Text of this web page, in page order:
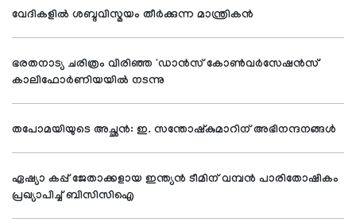
വേദികളില്‍ ശബ്ദവിസ്മയം തീര്‍ക്കുന്ന മാന്ത്രികന്‍
ഭരതനാട്യ ചരിത്രം വിരിഞ്ഞ 'ഡാന്‍സ് കോണ്‍വര്‍സേഷന്‍സ്'
കാലിഫോര്‍ണിയയില്‍ നടന്നു
തപോമയിയുടെ അച്ഛന്‍: ഇ. സന്തോഷ്‌കുമാറിന് അഭിനന്ദനങ്ങള്‍
ഏഷ്യാ കപ്പ് ജേതാക്കളായ ഇന്ത്യൻ ടീമിന് വമ്പന്‍ പാരിതോഷികം
പ്രഖ്യാപിച്ച് ബിസിസിഐ